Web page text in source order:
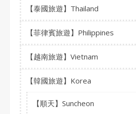
【泰國旅遊】Thailand
【菲律賓旅遊】Philippines
【越南旅遊】Vietnam
【韓國旅遊】Korea
【順天】Suncheon